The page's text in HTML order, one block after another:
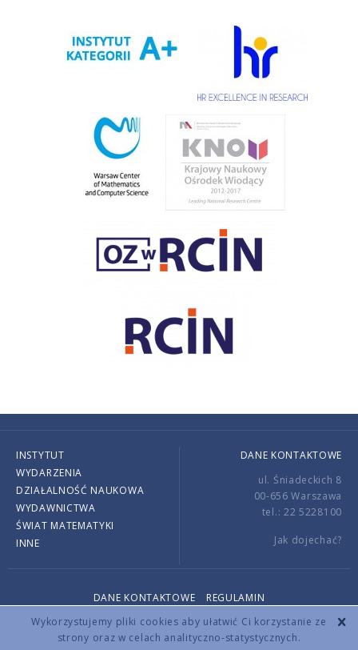
Wykorzystujemy pliki cookies aby ułatwić Ci korzystanie ze
strony oraz w celach analityczno-statystycznych.
INSTYTUT
WYDARZENIA
DZIAŁALNOŚĆ NAUKOWA
WYDAWNICTWA
ŚWIAT MATEMATYKI
INNE
DANE KONTAKTOWE
ul. Śniadeckich 8
00-656 Warszawa
tel.: 22 5228100
Jak dojechać?
DANE KONTAKTOWE
REGULAMIN
Copyright © 2026 by IMPAN. All rights reserved.